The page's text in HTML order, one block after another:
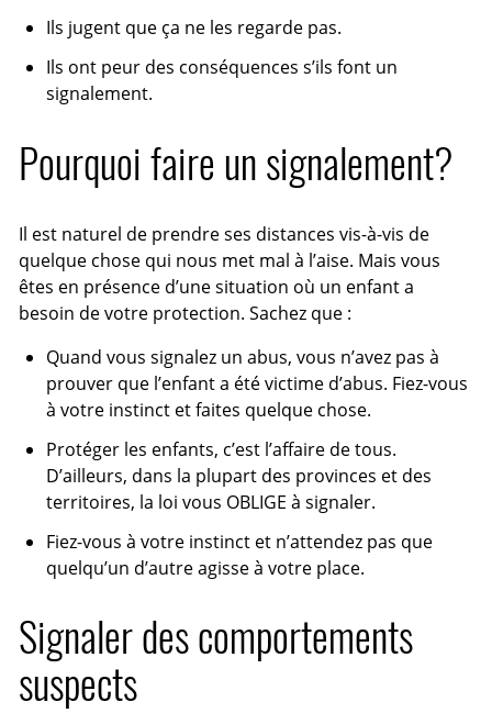
Ils jugent que ça ne les regarde pas.
Ils ont peur des conséquences s’ils font un
signalement.
Pourquoi faire un signalement?
Il est naturel de prendre ses distances vis-à-vis de
quelque chose qui nous met mal à l’aise. Mais vous
êtes en présence d’une situation où un enfant a
besoin de votre protection. Sachez que :
Quand vous signalez un abus, vous n’avez pas à
prouver que l’enfant a été victime d’abus. Fiez-vous
à votre instinct et faites quelque chose.
Protéger les enfants, c’est l’affaire de tous.
D’ailleurs, dans la plupart des provinces et des
territoires, la loi vous OBLIGE à signaler.
Fiez-vous à votre instinct et n’attendez pas que
quelqu’un d’autre agisse à votre place.
Signaler des comportements
suspects